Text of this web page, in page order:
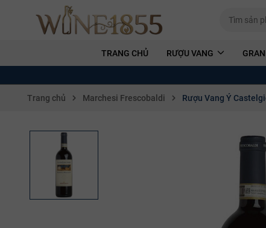
TRANG CHỦ RƯỢU VANG
Trang chủ Marchesi Frescobaldi Rượu Vang Ý